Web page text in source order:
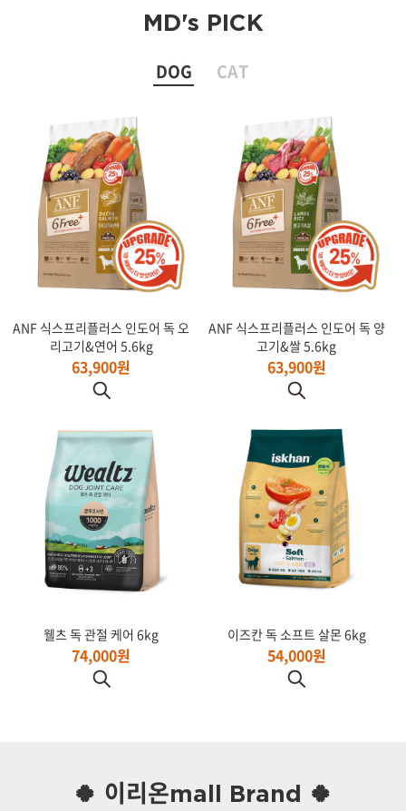
MD's PICK
DOG CAT
ANF 식스프리플러스 인도어 독 오
리고기&연어 5.6kg
63,900원
ANF 식스프리플러스 인도어 독 양
고기&쌀 5.6kg
63,900원
웰츠 독 관절 케어 6kg
74,000원
이즈칸 독 소프트 살몬 6kg
54,000원
🍀 이리온mall Brand 🍀